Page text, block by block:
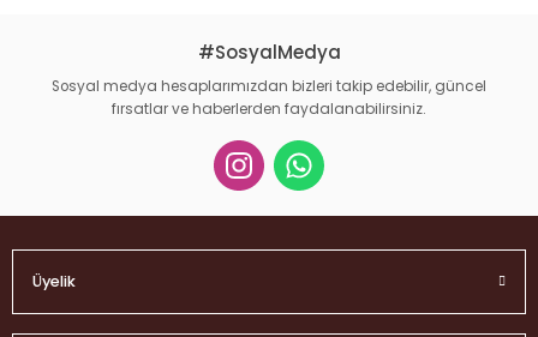
#SosyalMedya
Sosyal medya hesaplarımızdan bizleri takip edebilir, güncel
fırsatlar ve haberlerden faydalanabilirsiniz.
Üyelik